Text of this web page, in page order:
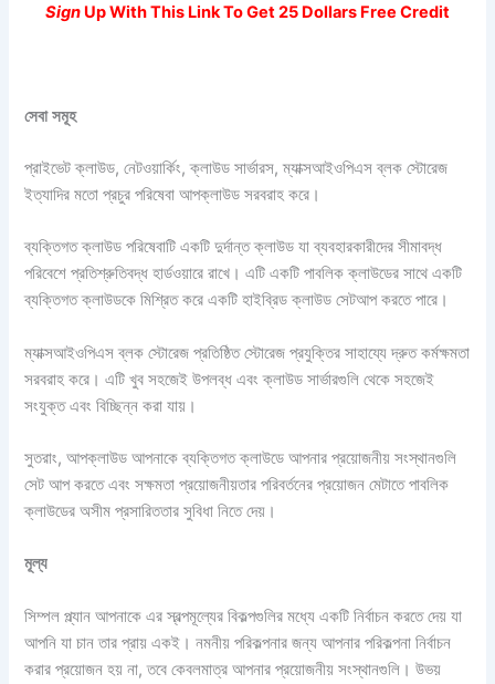
Sign Up With This Link To Get 25 Dollars Free Credit
সেবা সমূহ
প্রাইভেট ক্লাউড, নেটওয়ার্কিং, ক্লাউড সার্ভারস, ম্যাক্সআইওপিএস ব্লক স্টোরেজ
ইত্যাদির মতো প্রচুর পরিষেবা আপক্লাউড সরবরাহ করে।
ব্যক্তিগত ক্লাউড পরিষেবাটি একটি দুর্দান্ত ক্লাউড যা ব্যবহারকারীদের সীমাবদ্ধ
পরিবেশে প্রতিশ্রুতিবদ্ধ হার্ডওয়ারে রাখে। এটি একটি পাবলিক ক্লাউডের সাথে একটি
ব্যক্তিগত ক্লাউডকে মিশ্রিত করে একটি হাইব্রিড ক্লাউড সেটআপ করতে পারে।
ম্যাক্সআইওপিএস ব্লক স্টোরেজ প্রতিষ্ঠিত স্টোরেজ প্রযুক্তির সাহায্যে দ্রুত কর্মক্ষমতা
সরবরাহ করে। এটি খুব সহজেই উপলব্ধ এবং ক্লাউড সার্ভারগুলি থেকে সহজেই
সংযুক্ত এবং বিচ্ছিন্ন করা যায়।
সুতরাং, আপক্লাউড আপনাকে ব্যক্তিগত ক্লাউডে আপনার প্রয়োজনীয় সংস্থানগুলি
সেট আপ করতে এবং সক্ষমতা প্রয়োজনীয়তার পরিবর্তনের প্রয়োজন মেটাতে পাবলিক
ক্লাউডের অসীম প্রসারিততার সুবিধা নিতে দেয়।
মূল্য
সিম্পল প্ল্যান আপনাকে এর স্বল্পমূল্যের বিকল্পগুলির মধ্যে একটি নির্বাচন করতে দেয় যা
আপনি যা চান তার প্রায় একই। নমনীয় পরিকল্পনার জন্য আপনার পরিকল্পনা নির্বাচন
করার প্রয়োজন হয় না, তবে কেবলমাত্র আপনার প্রয়োজনীয় সংস্থানগুলি। উভয়